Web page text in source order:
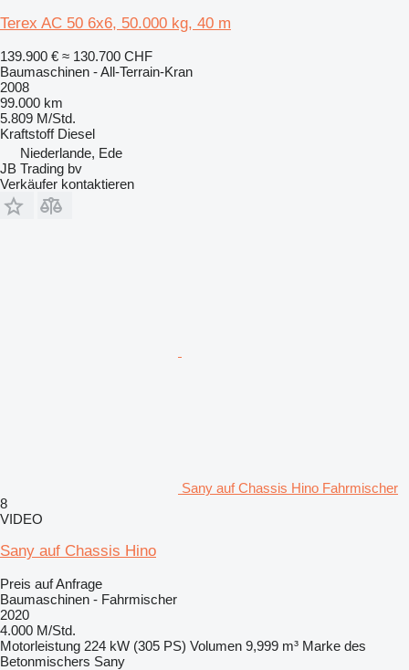
Terex AC 50 6x6, 50.000 kg, 40 m
139.900 € ≈ 130.700 CHF
Baumaschinen - All-Terrain-Kran
2008
99.000 km
5.809 M/Std.
Kraftstoff Diesel
Niederlande, Ede
JB Trading bv
Verkäufer kontaktieren
Sany auf Chassis Hino Fahrmischer
8
VIDEO
Sany auf Chassis Hino
Preis auf Anfrage
Baumaschinen - Fahrmischer
2020
4.000 M/Std.
Motorleistung 224 kW (305 PS) Volumen 9,999 m³ Marke des
Betonmischers Sany